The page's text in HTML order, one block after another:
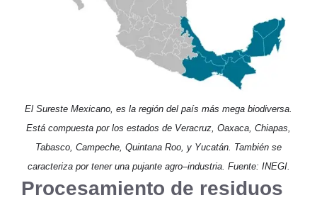
El Sureste Mexicano, es la región del país más mega biodiversa.
Está compuesta por los estados de Veracruz, Oaxaca, Chiapas,
Tabasco, Campeche, Quintana Roo, y Yucatán. También se
caracteriza por tener una pujante agro–industria. Fuente: INEGI.
Procesamiento de residuos